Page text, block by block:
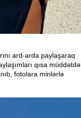
ard-arda paylaşaraq
qısa müddətdə
fotolara minlərlə